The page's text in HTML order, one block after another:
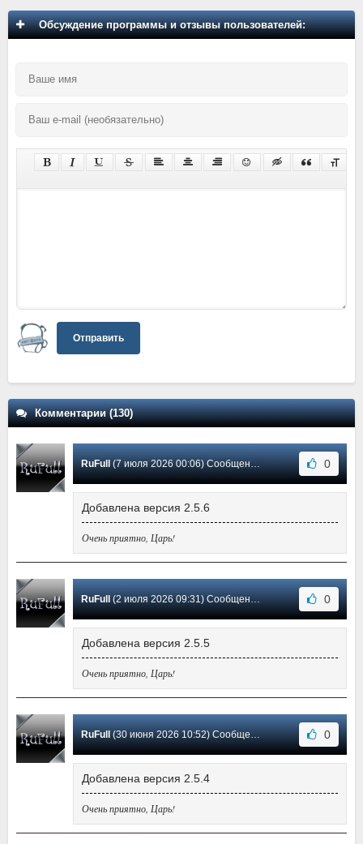
Обсуждение программы и отзывы пользователей:
Отправить
Комментарии (130)
RuFull(7 июля 2026 00:06) Сообщение #130 0
Добавлена версия 2.5.6
Очень приятно, Царь!
RuFull(2 июля 2026 09:31) Сообщение #129 0
Добавлена версия 2.5.5
Очень приятно, Царь!
RuFull(30 июня 2026 10:52) Сообщение #128 0
Добавлена версия 2.5.4
Очень приятно, Царь!